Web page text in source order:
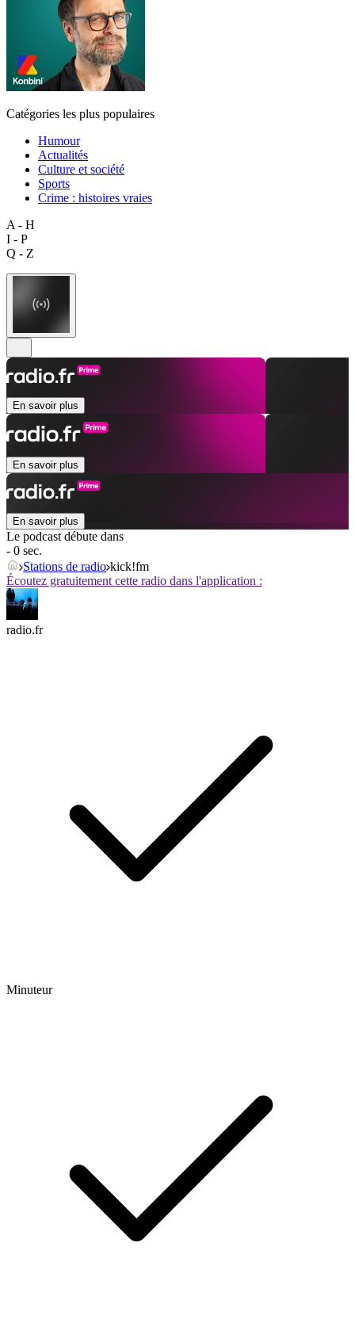
Catégories les plus populaires
Humour
Actualités
Culture et société
Sports
Crime : histoires vraies
A - H
I - P
Q - Z
En savoir plus
En savoir plus
En savoir plus
Le podcast débute dans
- 0 sec.
Stations de radio kick!fm
Écoutez gratuitement cette radio dans l'application :
radio.fr
Minuteur